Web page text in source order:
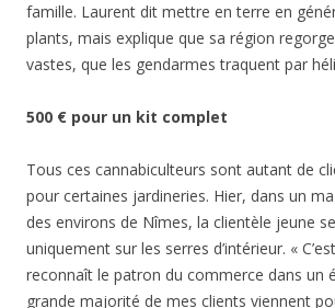
famille. Laurent dit mettre en terre en
plants, mais explique que sa région
vastes, que les gendarmes traquent par
500 € pour un kit complet
Tous ces cannabiculteurs sont autant de
pour certaines jardineries. Hier, dans un
des environs de Nîmes, la clientèle jeune
uniquement sur les serres d’intérieur. «
reconnaît le patron du commerce dans un
grande majorité de mes clients viennent